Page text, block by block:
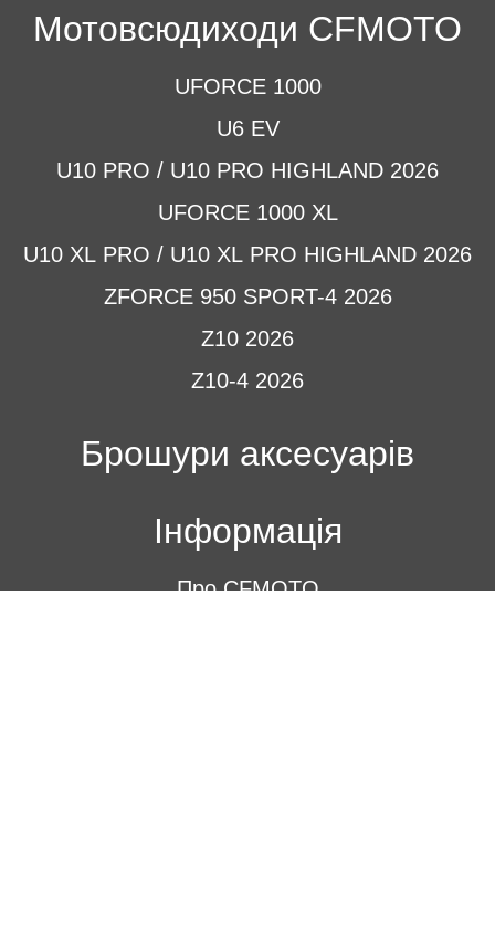
Мотовсюдиходи CFMOTO
UFORCE 1000
U6 EV
U10 PRO / U10 PRO HIGHLAND 2026
UFORCE 1000 XL
U10 XL PRO / U10 XL PRO HIGHLAND 2026
ZFORCE 950 SPORT-4 2026
Z10 2026
Z10-4 2026
Брошури аксесуарів
Інформація
Про CFMOTO